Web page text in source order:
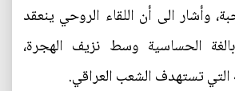
وأشار الى أن اللقاء الروحي ينعقد
الحساسية وسط نزيف الهجرة،
التي تستهدف الشعب العراقي.